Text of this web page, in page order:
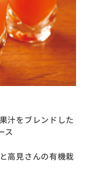
汁をブレンドした
ス
高見さんの有機栽